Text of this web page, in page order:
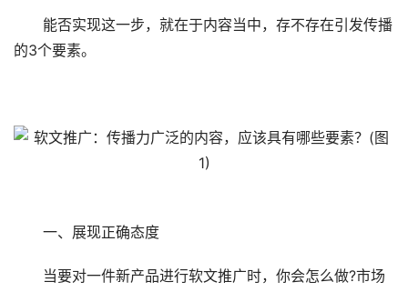
能否实现这一步，就在于内容当中，存不存在引发传播
的3个要素。
一、展现正确态度
当要对一件新产品进行软文推广时，你会怎么做?市场